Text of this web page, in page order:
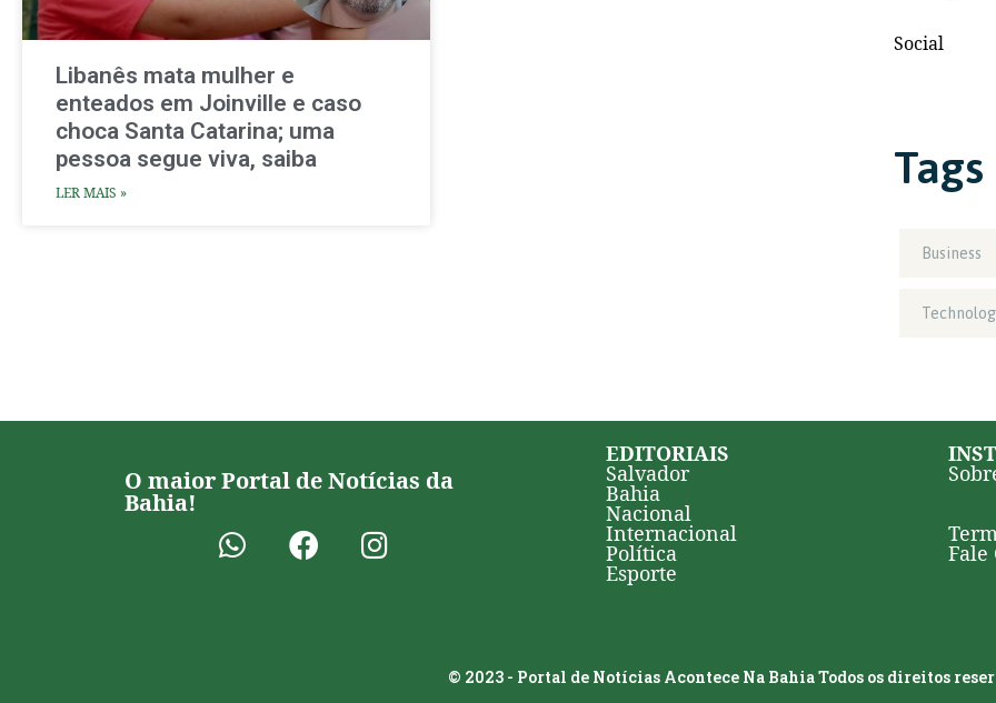
Libanês mata mulher e
enteados em Joinville e caso
choca Santa Catarina; uma
pessoa segue viva, saiba
LER MAIS »
Social
Tags
Business
O maior Portal de Notícias da
Bahia!
EDITORIAIS
Salvador
Bahia
Nacional
Internacional
Política
Esporte
Fale
© 2023 - Portal de Notícias Acontece Na Bahia Todos os direitos